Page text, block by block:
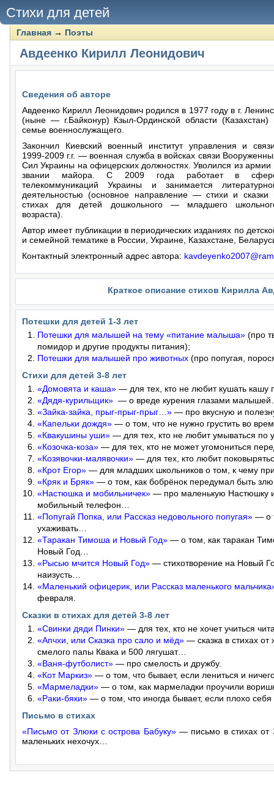
Стихи для детей
Главная → Поэты
Авдеенко Кирилл Леонидович
Сведения об авторе
Авдеенко Кирилл Леонидович родился в 1977 году в г.
(ныне — г.Байконур) Кзыл-Ординской области (Казахстан)
семье военнослужащего.
Закончил Киевский военный институт управления и
1999-2009 г.г. — военная служба в войсках связи
Сил Украины на офицерских должностях. Уволился из армии
звании майора. С 2009 года работает в
телекоммуникаций Украины и занимается
деятельностью (основное направление — стихи и сказки
стихах для детей дошкольного — младшего
возраста).
Автор имеет публикации в периодических изданиях по
и семейной тематике в России, Украине, Казахстане,
Контактный электронный адрес автора:
Краткое описание стихов Кирилла
Потешки для детей 1-3 лет
Потешки для малышей на тему «питание малыша» (про
помидор и другие продукты питания);
Потешки для малышей про животных (про попугая,
Стихи для детей 3-8 лет
«Домовята и каша» — для тех, кто не любит кушать кашу
«Дядя-курильщик» — о вреде курения глазами
«Зайка-зайка, прыг-прыг-прыг…» — про вкусную и
«Капельки дождя» — о том, что не нужно грустить во
«Квакушины уши» — для тех, кто не любит умываться по
«Козочка-коза» — для тех, кто не может угомониться
«Козявочки-малявочки» — для тех, кто любит
«Крот Егор» — для младших школьников о том, к чему
«Кряк и Бряк» — о том, как бобрёнок передумал быть
«Настюшка и мобильничек» — про маленькую Настюшку
мобильный телефон…
«Попугай Попка, или Рассказ недовольного попугая» — о
ухаживать…
«Таракан Тимоша и Новый Год» — о том, как таракан
Новый Год…
«Рысью мчится Новый Год» — стихотворение на Новый
наизусть…
«Маленький офицерик, или Рассказ маленького
февраля.
Сказки в стихах для детей 3-8 лет
«Свинки дяди Пинки» — для тех, кто не хочет учиться
«Апчхи, или Сказка про сало и мёд» — сказка в стихах
смелого папы Квака и 500 лягушат…
«Ваня-футболист» — про смелость и дружбу.
«Кот Маркиз» — о том, что бывает, если лениться и
«Мармеладки» — о том, как мармеладки проучили
«Раки-бяки» — о том, что иногда бывает, если плохо себя
Письмо в стихах
«Письмо от Злюки с острова Бабуку»— письмо в стихах от
маленьких нехочух…